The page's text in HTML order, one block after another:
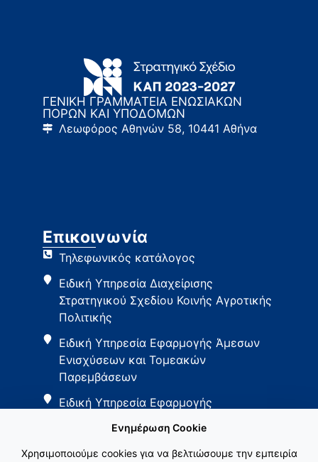
ΓΕΝΙΚΗ ΓΡΑΜΜΑΤΕΙΑ ΕΝΩΣΙΑΚΩΝ
ΠΟΡΩΝ ΚΑΙ ΥΠΟΔΟΜΩΝ
Λεωφόρος Αθηνών 58, 10441 Αθήνα
Επικοινωνία
Τηλεφωνικός κατάλογος
Ειδική Υπηρεσία Διαχείρισης
Στρατηγικού Σχεδίου Κοινής Αγροτικής
Πολιτικής
Ειδική Υπηρεσία Εφαρμογής Άμεσων
Ενισχύσεων και Τομεακών
Παρεμβάσεων
Ειδική Υπηρεσία Εφαρμογής
Ενημέρωση Cookie
Χρησιμοποιούμε cookies για να βελτιώσουμε την εμπειρία